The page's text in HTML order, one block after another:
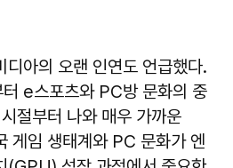
아의 오랜 인연도 언급했다.
e스포츠와 PC방 문화의 중
절부터 나와 매우 가까운
게임 생태계와 PC 문화가 엔